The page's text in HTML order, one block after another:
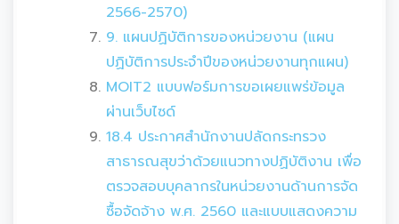
2566-2570)
9. แผนปฏิบัติการของหน่วยงาน (แผน
ปฏิบัติการประจำปีของหน่วยงานทุกแผน)
MOIT2 แบบฟอร์มการขอเผยแพร่ข้อมูล
ผ่านเว็บไซด์
18.4 ประกาศสำนักงานปลัดกระทรวง
สาธารณสุขว่าด้วยแนวทางปฏิบัติงาน เพื่อ
ตรวจสอบบุคลากรในหน่วยงานด้านการจัด
ซื้อจัดจ้าง พ.ศ. 2560 และแบบแสดงความ